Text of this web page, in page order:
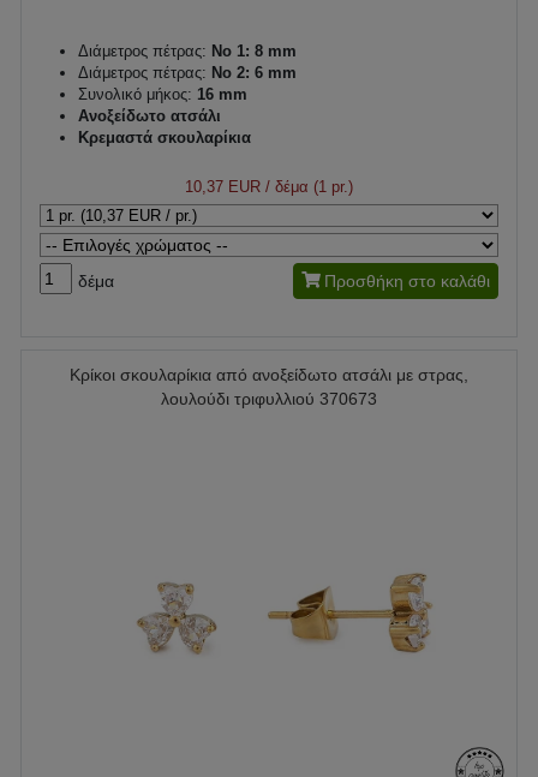
Διάμετρος πέτρας: No 1: 8 mm
Διάμετρος πέτρας: No 2: 6 mm
Συνολικό μήκος: 16 mm
Ανοξείδωτο ατσάλι
Κρεμαστά σκουλαρίκια
10,37 EUR / δέμα (1 pr.)
δέμα Προσθήκη στο καλάθι
Κρίκοι σκουλαρίκια από ανοξείδωτο ατσάλι με στρας,
λουλούδι τριφυλλιού 370673